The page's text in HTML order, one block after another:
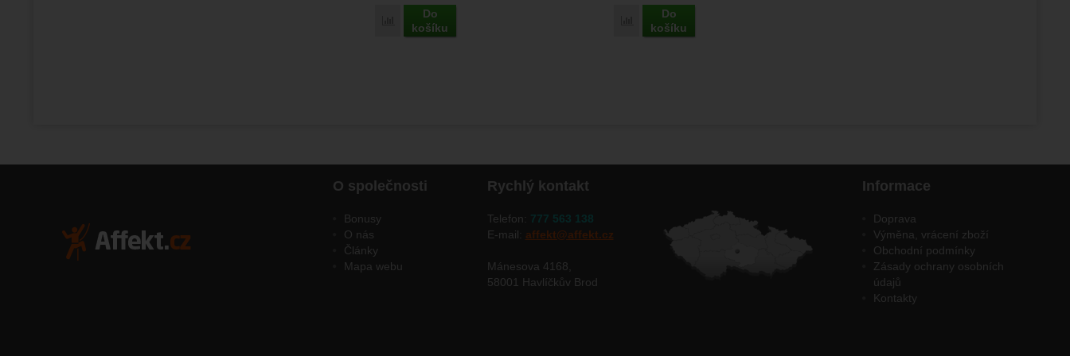
Přidat 'Neofeu Karabina ocelová šroubovací' k porovnání
Do
košíku
Přidat 'Neofeu Basic 2' k porovnání
Do
košíku
O společnosti
Bonusy
O nás
Články
Mapa webu
Rychlý kontakt
Telefon: 777 563 138
E-mail: affekt@affekt.cz
Mánesova 4168,
58001 Havlíčkův Brod
Informace
Doprava
Výměna, vrácení zboží
Obchodní podmínky
Zásady ochrany osobních
údajů
Kontakty